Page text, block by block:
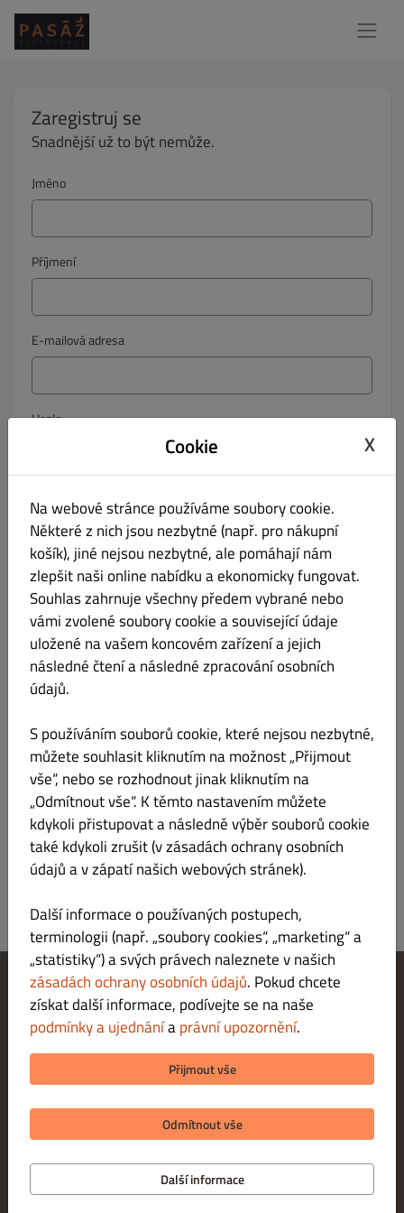
Zaregistruj se
Snadnější už to být nemůže.
Jméno
Příjmení
E-mailová adresa
Heslo
Telefon
Žádné
Informujte mě o aktuálních nabídkách e-mailem.
Kliknutím na tlačítko „Registrovat“ dáváte najevo, že
údajů tohoto webu.
Zaregistrovat se
Přihlášení
Změnit nastavení souborů cookie
Kontaktuj nás
Zásady ochrany osobních údajů
Podmínky a ujednání
Právní upozornění
METODY PLATBY PŘI VYZVEDNUTÍ
Cookie X
Na webové stránce používáme soubory cookie.
Některé z nich jsou nezbytné (např. pro nákupní
košík), jiné nejsou nezbytné, ale pomáhají nám
zlepšit naši online nabídku a ekonomicky fungovat.
Souhlas zahrnuje všechny předem vybrané nebo
vámi zvolené soubory cookie a související údaje
uložené na vašem koncovém zařízení a jejich
následné čtení a následné zpracování osobních
údajů.
S používáním souborů cookie, které nejsou nezbytné,
můžete souhlasit kliknutím na možnost „Přijmout
vše“, nebo se rozhodnout jinak kliknutím na
„Odmítnout vše“. K těmto nastavením můžete
kdykoli přistupovat a následně výběr souborů cookie
také kdykoli zrušit (v zásadách ochrany osobních
údajů a v zápatí našich webových stránek).
Další informace o používaných postupech,
terminologii (např. „soubory cookies“, „marketing“ a
„statistiky“) a svých právech naleznete v našich
zásadách ochrany osobních údajů. Pokud chcete
získat další informace, podívejte se na naše
podmínky a ujednáníaprávní upozornění.
Přijmout vše
Odmítnout vše
Další informace